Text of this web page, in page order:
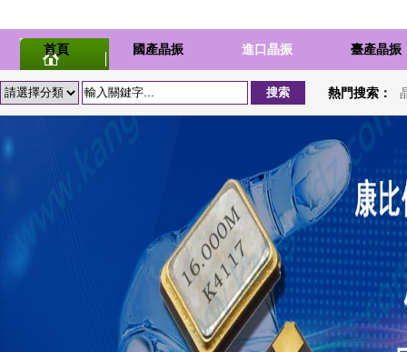
首頁 國產晶振 進口晶振 臺產晶振
熱門搜索：